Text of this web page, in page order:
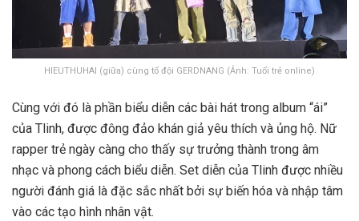
HIEUTHUHAI (giữa) cùng tổ đội GERDNANG (Ảnh: Tuổi trẻ online)
Cùng với đó là phần biểu diễn các bài hát trong album “ái”
của Tlinh, được đông đảo khán giả yêu thích và ủng hộ. Nữ
rapper trẻ ngày càng cho thấy sự trưởng thành trong âm
nhạc và phong cách biểu diễn. Set diễn của Tlinh được nhiều
người đánh giá là đặc sắc nhất bởi sự biến hóa và nhập tâm
vào các tạo hình nhân vật.